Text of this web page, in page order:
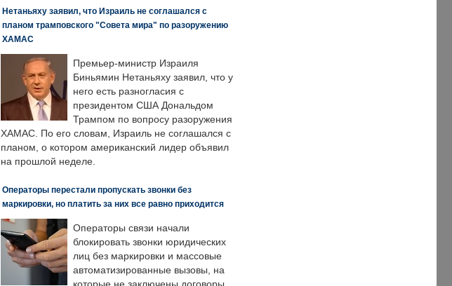
Нетаньяху заявил, что Израиль не соглашался с
планом трамповского "Совета мира" по разоружению
ХАМАС
Премьер-министр Израиля
Биньямин Нетаньяху заявил, что у
него есть разногласия с
президентом США Дональдом
Трампом по вопросу разоружения
ХАМАС. По его словам, Израиль не соглашался с
планом, о котором американский лидер объявил
на прошлой неделе.
Операторы перестали пропускать звонки без
маркировки, но платить за них все равно приходится
Операторы связи начали
блокировать звонки юридических
лиц без маркировки и массовые
автоматизированные вызовы, на